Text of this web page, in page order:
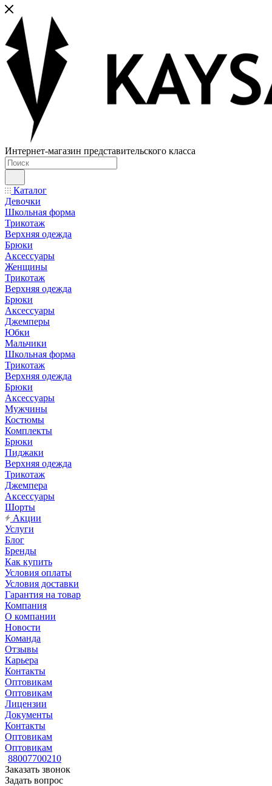
Интернет-магазин представительского класса
Каталог
Девочки
Школьная форма
Трикотаж
Верхняя одежда
Брюки
Аксессуары
Женщины
Трикотаж
Верхняя одежда
Брюки
Аксессуары
Джемперы
Юбки
Мальчики
Школьная форма
Трикотаж
Верхняя одежда
Брюки
Аксессуары
Мужчины
Костюмы
Комплекты
Брюки
Пиджаки
Верхняя одежда
Трикотаж
Джемпера
Аксессуары
Шорты
Акции
Услуги
Блог
Бренды
Как купить
Условия оплаты
Условия доставки
Гарантия на товар
Компания
О компании
Новости
Команда
Отзывы
Карьера
Контакты
Оптовикам
Оптовикам
Лицензии
Документы
Контакты
Оптовикам
Оптовикам
88007700210
Заказать звонок
Задать вопрос